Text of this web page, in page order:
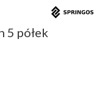
5 półek